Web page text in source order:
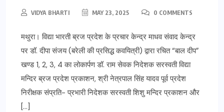
VIDYA BHARTI MAY 23, 2025 0 COMMENTS
मथुरा। विद्या भारती ब्रज प्रदेश के प्रचार केन्द्र माधव संवाद केन्द्र
पर डॉ. दीपा संजय (बरेली की प्रसिद्ध कवयित्री) द्वारा रचित “बाल दीप”
खण्ड 1, 2, 3, 4 का लोकार्पण डॉ. राम सेवक निदेशक सरस्वती विद्या
मन्दिर ब्रज प्रदेश प्रकाशन, श्री नेत्रपाल सिंह यादव पूर्व प्रदेश
निरीक्षक संप्रति- प्रभारी निदेशक सरस्वती शिशु मन्दिर प्रकाशन और
[…]